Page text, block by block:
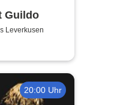
Guildo
Leverkusen
20:00 Uhr